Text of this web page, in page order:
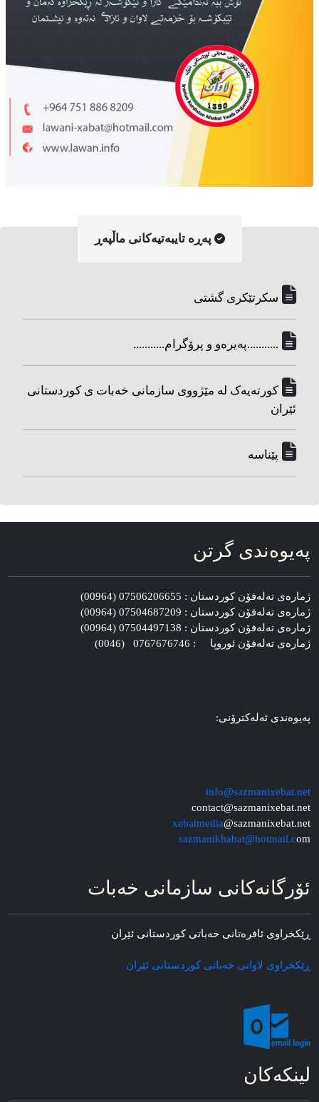
په‌ڕه‌ تایبه‌تیه‌کانی ماڵپه‌ڕ
سکرتێکری گشتی
...........په‌یره‌و و پرۆگرام...........
کورته‌یه‌ک له مێژووی سازمانی خه‌بات ی کوردستانی
ئێران
پێناسه‌
په‌یوه‌ندی گرتن
ژماره‌ی ته‌له‌فۆن کوردستان : 07506206655 (00964)
ژماره‌ی ته‌له‌فۆن کوردستان : 07504687209 (00964)
ژماره‌ی ته‌له‌فۆن کوردستان : 07504497138 (00964)
ژماره‌ی ته‌له‌فۆن ئوروپا : 0767676746 (0046)
په‌یوه‌ندی ئه‌له‌کترۆنی:
info@sazmanixebat.net
contact@sazmanixebat.net
xebatmedia@sazmanixebat.net
sazmanikhabat@hotmail.com
ئۆرگانه‌کانی سازمانی خه‌بات
ڕێکخراوی ئافره‌تانی خه‌باتی کوردستانی ئێران
ڕێکخراوی لاوانی خه‌باتی کوردستانی ئێران
لینکه‌کان